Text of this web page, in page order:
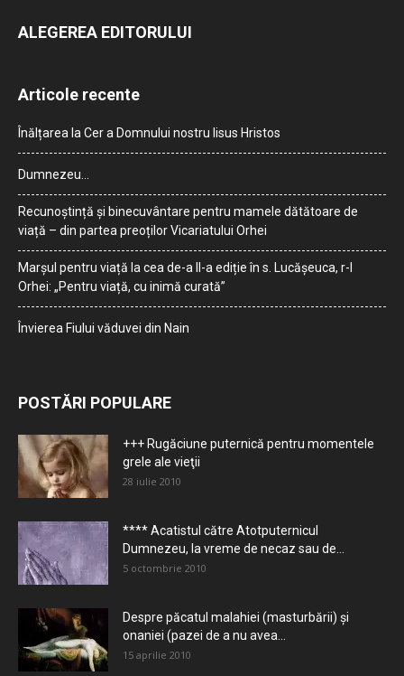
ALEGEREA EDITORULUI
Articole recente
Înălțarea la Cer a Domnului nostru Iisus Hristos
Dumnezeu…
Recunoștință și binecuvântare pentru mamele dătătoare de
viață – din partea preoților Vicariatului Orhei
Marșul pentru viață la cea de-a II-a ediție în s. Lucășeuca, r-l
Orhei: „Pentru viață, cu inimă curată”
Învierea Fiului văduvei din Nain
POSTĂRI POPULARE
+++ Rugăciune puternică pentru momentele
grele ale vieţii
28 iulie 2010
**** Acatistul către Atotputernicul
Dumnezeu, la vreme de necaz sau de...
5 octombrie 2010
Despre păcatul malahiei (masturbării) şi
onaniei (pazei de a nu avea...
15 aprilie 2010